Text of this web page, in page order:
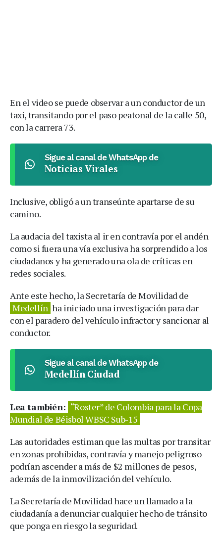
En el video se puede observar a un conductor de un
taxi, transitando por el paso peatonal de la calle 50,
con la carrera 73.
Sigue al canal de WhatsApp de
Noticias Virales
Inclusive, obligó a un transeúnte apartarse de su
camino.
La audacia del taxista al ir en contravía por el andén
como si fuera una vía exclusiva ha sorprendido a los
ciudadanos y ha generado una ola de críticas en
redes sociales.
Ante este hecho, la Secretaría de Movilidad de
Medellín ha iniciado una investigación para dar
con el paradero del vehículo infractor y sancionar al
conductor.
Sigue al canal de WhatsApp de
Medellín Ciudad
Lea también: “Roster” de Colombia para la Copa
Mundial de Béisbol WBSC Sub-15
Las autoridades estiman que las multas por transitar
en zonas prohibidas, contravía y manejo peligroso
podrían ascender a más de $2 millones de pesos,
además de la inmovilización del vehículo.
La Secretaría de Movilidad hace un llamado a la
ciudadanía a denunciar cualquier hecho de tránsito
que ponga en riesgo la seguridad.